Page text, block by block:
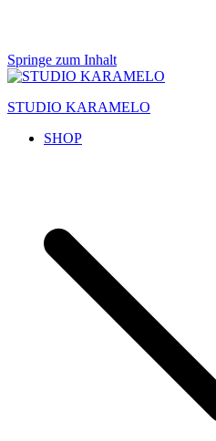
Springe zum Inhalt
STUDIO KARAMELO
SHOP